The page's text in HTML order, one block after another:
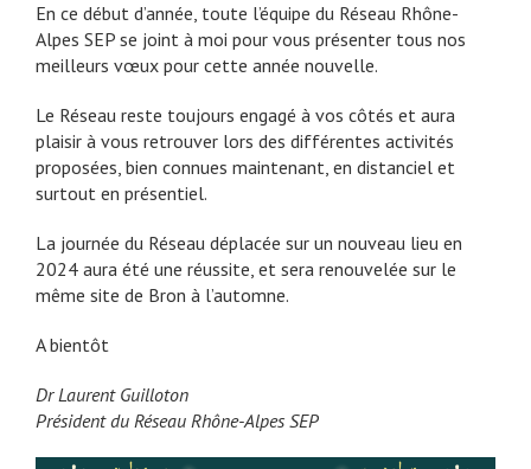
En ce début d’année, toute l’équipe du Réseau Rhône-
Alpes SEP se joint à moi pour vous présenter tous nos
meilleurs vœux pour cette année nouvelle.
Le Réseau reste toujours engagé à vos côtés et aura
plaisir à vous retrouver lors des différentes activités
proposées, bien connues maintenant, en distanciel et
surtout en présentiel.
La journée du Réseau déplacée sur un nouveau lieu en
2024 aura été une réussite, et sera renouvelée sur le
même site de Bron à l’automne.
A bientôt
Dr Laurent Guilloton
Président du Réseau Rhône-Alpes SEP